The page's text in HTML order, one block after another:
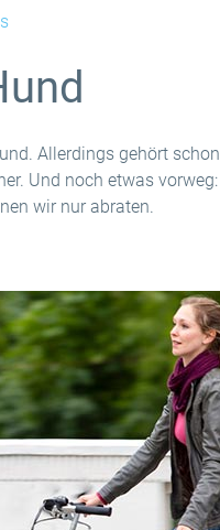
Allerdings gehört schon
Und noch etwas vorweg:
wir nur abraten.